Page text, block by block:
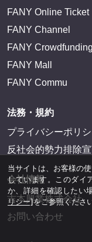
FANY Online Ticket
FANY Channel
FANY Crowdfunding
FANY Mall
FANY Commu
法務・規約
プライバシーポリ
反社会的勢力排除
会社情報
吉本興業株式会社
お問い合わせ
当サイトは、お客様の
しています。このダイ
か、詳細を確認したい
リシー]をご参照ください